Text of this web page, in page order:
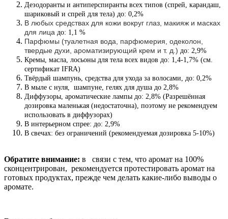
Дезодоранты и антиперспиранты всех типов (спрей, карандаш,
шариковый и спрей для тела) до: 0,2%
В любых средствах для кожи вокруг глаз, макияж и масках
для лица до: 1,1 %
Парфюмы (туалетная вода, парфюмерия, одеколон,
твердые духи, ароматизирующий крем и т. д.) до: 2,9%
Кремы, масла, лосьоны для тела всех видов до: 1,4-1,7% (см.
сертификат IFRA)
Твёрдый шампунь, средства для ухода за волосами, до: 0,2%
В мыле с нуля, шампуне, гелях для душа до 2,8%
Диффузоры, ароматические лампы до: 2,8% (Разрешённая
дозировка маленькая (недостаточна), поэтому не рекомендуем
использовать в диффузорах)
В интерьерном спрее: до: 2,9%
В свечах: без ограничений (рекомендуемая дозировка 5-10%)
Обратите внимание: в связи с тем, что аромат на 100%
сконцентрирован, рекомендуется протестировать аромат на
готовых продуктах, прежде чем делать какие-либо выводы о
аромате.